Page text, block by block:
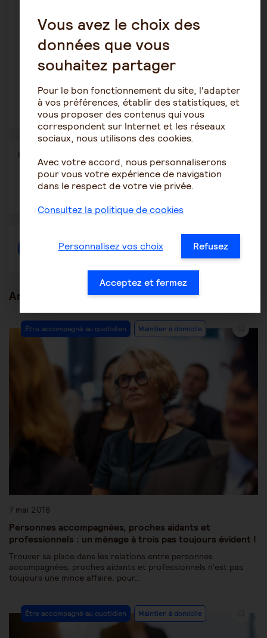
personne, de son environnement et du niveau
d’accompagnement disponible.
Il est souvent utile de demander conseil à un
professionnel et de faire un essai avec le matériel afin
d’identifier les solutions les plus adaptées.
Partager l'article
ce
contenu
Ouvrir
autre
Ouvrir
une
autre
Ouvrir
une
autre
Créer une discussion à propos de l'article
Articles en lien
Être accompagné au quotidien Maintien à domicile
7 mai 2018
Personnes accompagnées, proches aidants et
professionnels : un ménage à trois pas toujours évident !
Trouver sa place dans les relations entre personnes
accompagnées, proches aidants et professionnels n’est pas
toujours une mince affaire, pour…
Être accompagné au quotidien Maintien à domicile
Vous avez le choix des
données que vous
souhaitez partager
Pour le bon fonctionnement du site, l'adapter
à vos préférences, établir des statistiques, et
vous proposer des contenus qui vous
correspondent sur Internet et les réseaux
sociaux, nous utilisons des cookies.
Avec votre accord, nous personnaliserons
pour vous votre expérience de navigation
dans le respect de votre vie privée.
Consultez la politique de cookies
Personnalisez vos choix Refusez
Acceptez et fermez